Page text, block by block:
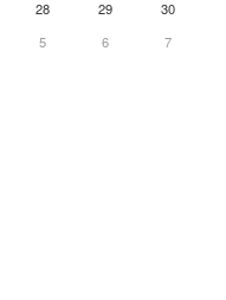
28
29 30
5
6 7